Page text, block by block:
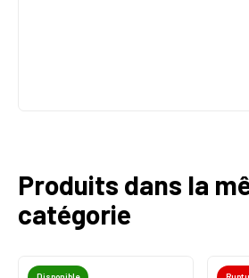
Produits dans la
catégorie